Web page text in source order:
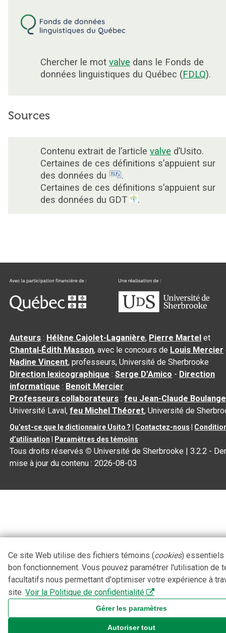
Chercher le mot valve dans le Fonds de
données linguistiques du Québec (FDLQ).
Sources
Contenu extrait de l’article valve d’Usito.
Certaines de ces définitions s’appuient sur
des données du
.
Certaines de ces définitions s’appuient sur
des données du GDT
.
Auteurs : Hélène Cajolet-Laganière, Pierre Martel et
Chantal‑Édith Masson, avec le concours de Louis Mercier
Nadine Vincent, professeurs, Université de Sherbrooke
Direction lexicographique :Serge D’Amico - Direction
informatique : Benoit Mercier
Professeurs collaborateurs :feu Jean-Claude
Université Laval,feu Michel Théoret, Université de
Qu’est-ce que le dictionnaire Usito ? Contactez-nous
d’utilisation
Paramètres des témoins
Tous droits réservés © Université de Sherbrooke |3.2.2 -
mise à jour du contenu :2026-08-03
Ce site Web utilise des fichiers témoins (cookies) essentiels
bon fonctionnement. Vous pouvez paramétrer l'utilisation de
facultatifs nous permettant d'optimiser votre expérience à
site. Voir la Politique de confidentialité
Gérer les paramètres
Autoriser tout